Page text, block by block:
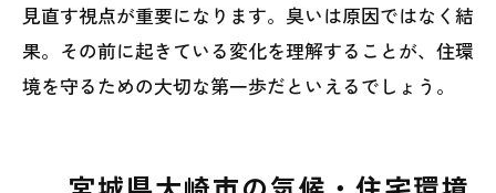
見直す視点が重要になります。臭いは原因ではなく結
果。その前に起きている変化を理解することが、住環
境を守るための大切な第一歩だといえるでしょう。